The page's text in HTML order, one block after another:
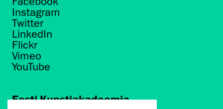
Instagram
Twitter
LinkedIn
Flickr
Vimeo
YouTube
Eesti Kunstiakadeemia